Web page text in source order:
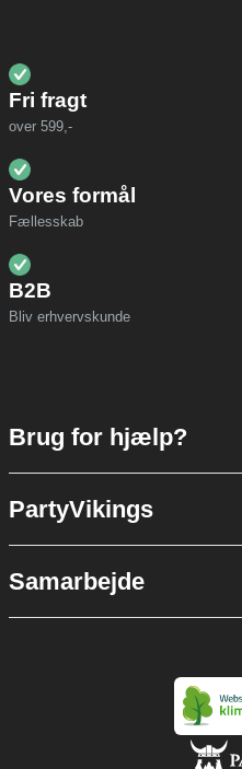
Fri fragt
over 599,-
Vores formål
Fællesskab
B2B
Bliv erhvervskunde
Brug for hjælp?
PartyVikings
Samarbejde